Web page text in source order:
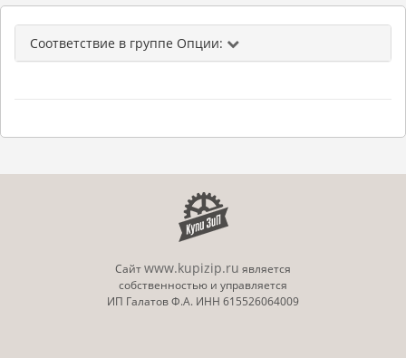
Соответствие в группе Опции:
Сайтwww.kupizip.ru является
собственностью и управляется
ИП Галатов Ф.А. ИНН 615526064009